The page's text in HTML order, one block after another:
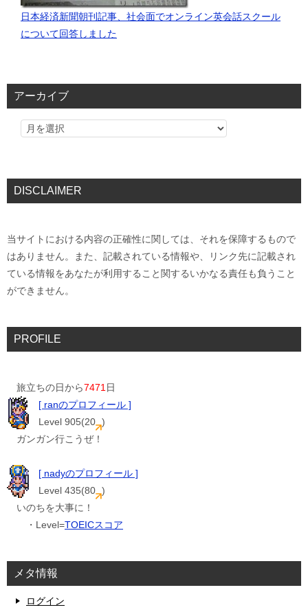
日本経済新聞朝刊記事、社会面でオンライン英会話スクール
について回答しました
アーカイブ
DISCLAIMER
当サイトにおける内容の正確性に関しては、それを保障するもので
はありません。また、記載されている情報や、リンク先に記載され
ている情報をあなたが利用すること関するいかなる責任も負うこと
ができません。
PROFILE
旅立ちの日から7471日
[ ranのプロフィール ]
Level 905(20 )
ガンガン行こうぜ！
[ nadyのプロフィール ]
Level 435(80 )
いのちを大事に！
・Level=TOEICスコア
メタ情報
ログイン